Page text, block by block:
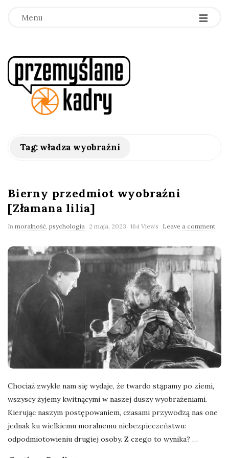
Menu
p
y
ś
l
a
n
e
k
a
d
r
y
Tag: władza wyobraźni
Bierny przedmiot wyobraźni
[Złamana lilia]
In moralność psychologia 2 maja, 2023 164 Views Leave a comment
Chociaż zwykle nam się wydaje, że twardo stąpamy po ziemi,
wszyscy żyjemy kwitnącymi w naszej duszy wyobrażeniami.
Kierując naszym postępowaniem, czasami przywodzą nas one
jednak ku wielkiemu moralnemu niebezpieczeństwu:
odpodmiotowieniu drugiej osoby. Z czego to wynika? …